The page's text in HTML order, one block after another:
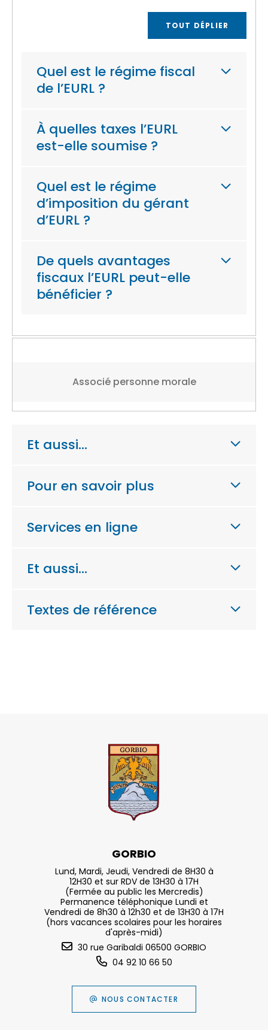
TOUT DÉPLIER
Quel est le régime fiscal
de l’EURL ?
À quelles taxes l’EURL
est-elle soumise ?
Quel est le régime
d’imposition du gérant
d’EURL ?
De quels avantages
fiscaux l’EURL peut-elle
bénéficier ?
Associé personne morale
Et aussi…
Pour en savoir plus
Services en ligne
Et aussi…
Textes de référence
GORBIO
Lund, Mardi, Jeudi, Vendredi de 8H30 à
12H30 et sur RDV de 13H30 à 17H
(Fermée au public les Mercredis)
Permanence téléphonique Lundi et
Vendredi de 8h30 à 12h30 et de 13H30 à 17H
(hors vacances scolaires pour les horaires
d'après-midi)
30 rue Garibaldi 06500 GORBIO
04 92 10 66 50
NOUS CONTACTER